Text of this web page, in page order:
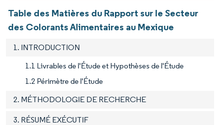
Table des Matières du Rapport sur le Secteur
des Colorants Alimentaires au Mexique
1. INTRODUCTION
1.1 Livrables de l'Étude et Hypothèses de l'Étude
1.2 Périmètre de l'Étude
2. MÉTHODOLOGIE DE RECHERCHE
3. RÉSUMÉ EXÉCUTIF